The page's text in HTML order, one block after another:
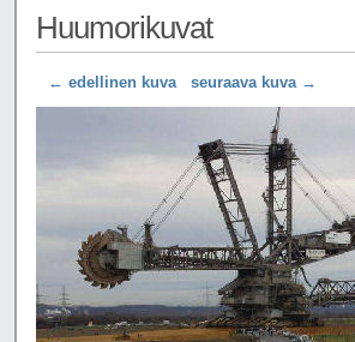
Huumorikuvat
← edellinen kuva seuraava kuva →